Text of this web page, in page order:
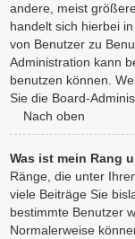
andere, meist
handelt sich hierbei
von Benutzer zu
Administration kann
benutzen können.
Sie die Board-
Nach oben
Was ist mein Rang
Ränge, die unter
viele Beiträge Sie
bestimmte Benutzer
Normalerweise